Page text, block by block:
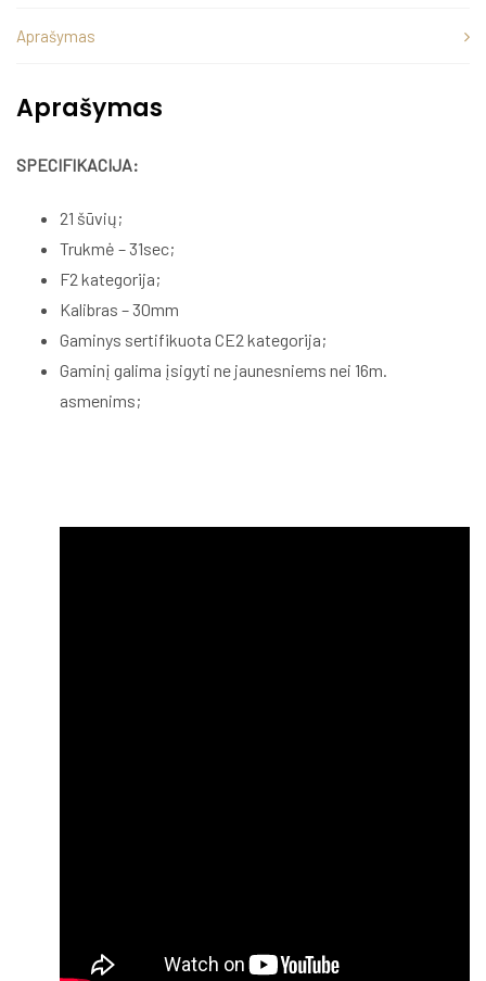
Aprašymas
Aprašymas
SPECIFIKACIJA:
21 šūvių;
Trukmė – 31sec;
F2 kategorija;
Kalibras – 30mm
Gaminys sertifikuota CE2 kategorija;
Gaminį galima įsigyti ne jaunesniems nei 16m.
asmenims;